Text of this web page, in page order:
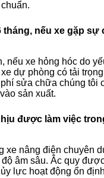
tháng, nếu xe gặp sự
nếu xe hỏng hóc do
dự phòng có tải
sửa chữa chúng tôi
sản xuất.
được làm việc
xe nâng điện chuyên
âm sâu. Ắc quy
lực hoạt động ổn